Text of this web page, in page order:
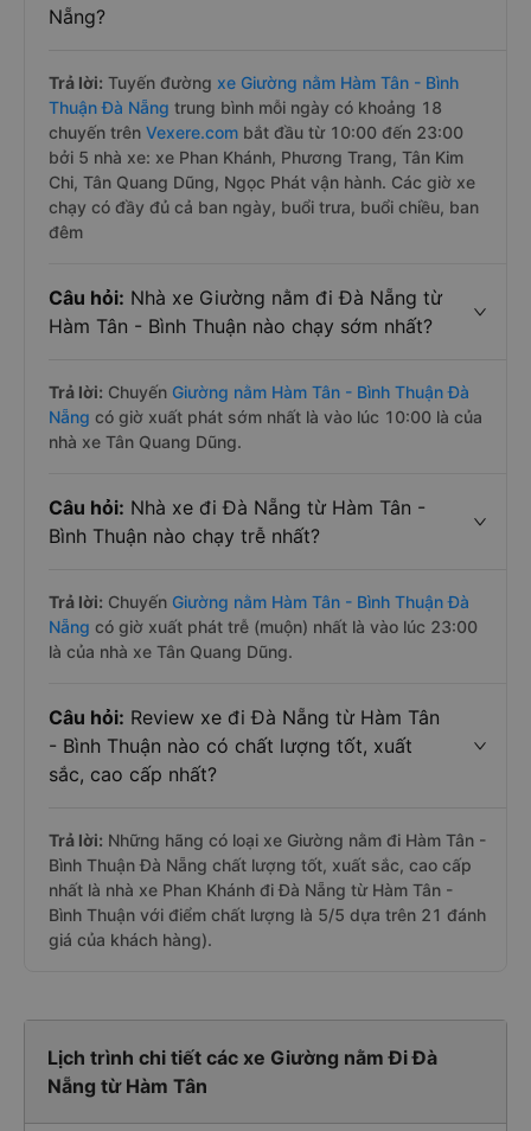
Nẵng?
Trả lời: Tuyến đường xe Giường nằm Hàm Tân - Bình
Thuận Đà Nẵng trung bình mỗi ngày có khoảng 18
chuyến trên Vexere.com bắt đầu từ 10:00 đến 23:00
bởi 5 nhà xe: xe Phan Khánh, Phương Trang, Tân Kim
Chi, Tân Quang Dũng, Ngọc Phát vận hành. Các giờ xe
chạy có đầy đủ cả ban ngày, buổi trưa, buổi chiều, ban
đêm
Câu hỏi: Nhà xe Giường nằm đi Đà Nẵng từ
Hàm Tân - Bình Thuận nào chạy sớm nhất?
Trả lời: Chuyến Giường nằm Hàm Tân - Bình Thuận Đà
Nẵng có giờ xuất phát sớm nhất là vào lúc 10:00 là của
nhà xe Tân Quang Dũng.
Câu hỏi: Nhà xe đi Đà Nẵng từ Hàm Tân -
Bình Thuận nào chạy trễ nhất?
Trả lời: Chuyến Giường nằm Hàm Tân - Bình Thuận Đà
Nẵng có giờ xuất phát trễ (muộn) nhất là vào lúc 23:00
là của nhà xe Tân Quang Dũng.
Câu hỏi: Review xe đi Đà Nẵng từ Hàm Tân
- Bình Thuận nào có chất lượng tốt, xuất
sắc, cao cấp nhất?
Trả lời: Những hãng có loại xe Giường nằm đi Hàm Tân -
Bình Thuận Đà Nẵng chất lượng tốt, xuất sắc, cao cấp
nhất là nhà xe Phan Khánh đi Đà Nẵng từ Hàm Tân -
Bình Thuận với điểm chất lượng là 5/5 dựa trên 21 đánh
giá của khách hàng).
Lịch trình chi tiết các xe Giường nằm Đi Đà
Nẵng từ Hàm Tân